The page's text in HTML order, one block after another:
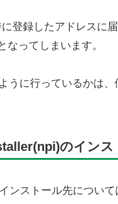
登録したアドレスに
なってしまいます。
うに行っているかは
のインス
ンストール先について